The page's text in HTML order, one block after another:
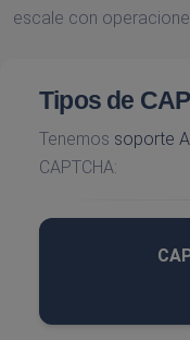
escale con
Tipos de
Tenemos soporte
CAPTCHA: